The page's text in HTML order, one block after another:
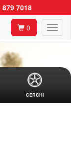
879 7018
0
CERCHI